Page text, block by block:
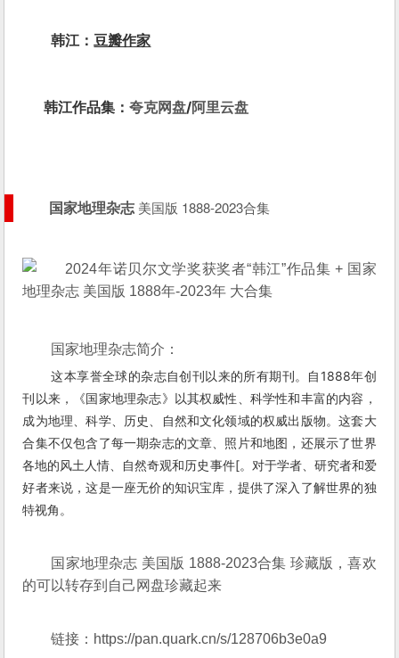
韩江：豆瓣作家
韩江作品集：夸克网盘/阿里云盘
国家地理杂志 美国版 1888-2023合集
国家地理杂志简介：
这本享誉全球的杂志自创刊以来的所有期刊。自1888年创
刊以来，《国家地理杂志》以其权威性、科学性和丰富的内容，
成为地理、科学、历史、自然和文化领域的权威出版物。这套大
合集不仅包含了每一期杂志的文章、照片和地图，还展示了世界
各地的风土人情、自然奇观和历史事件[。对于学者、研究者和爱
好者来说，这是一座无价的知识宝库，提供了深入了解世界的独
特视角。
国家地理杂志 美国版 1888-2023合集 珍藏版，喜欢
的可以转存到自己网盘珍藏起来
链接： https://pan.quark.cn/s/128706b3e0a9